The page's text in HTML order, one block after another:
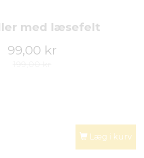
med læsefelt
99,00 kr
Læg i kurv